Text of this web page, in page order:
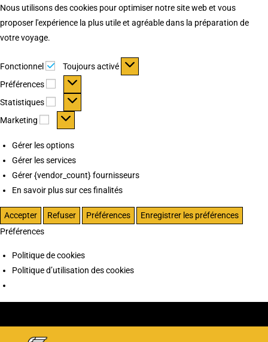
Nous utilisons des cookies pour optimiser notre site web et vous
proposer l'expérience la plus utile et agréable dans la préparation de
votre voyage.
Fonctionnel Fonctionnel
Toujours activé
Préférences
Préférences
Statistiques Statistiques
Marketing Marketing
Gérer les options
Gérer les services
Gérer {vendor_count} fournisseurs
En savoir plus sur ces finalités
Accepter Refuser Préférences
Enregistrer les préférences
Préférences
Politique de cookies
Politique d’utilisation des cookies